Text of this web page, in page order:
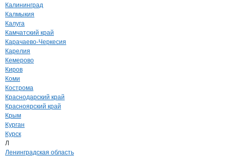
Калининград
Калмыкия
Калуга
Камчатский край
Карачаево-Черкесия
Карелия
Кемерово
Киров
Коми
Кострома
Краснодарский край
Красноярский край
Крым
Курган
Курск
Л
Ленинградская область